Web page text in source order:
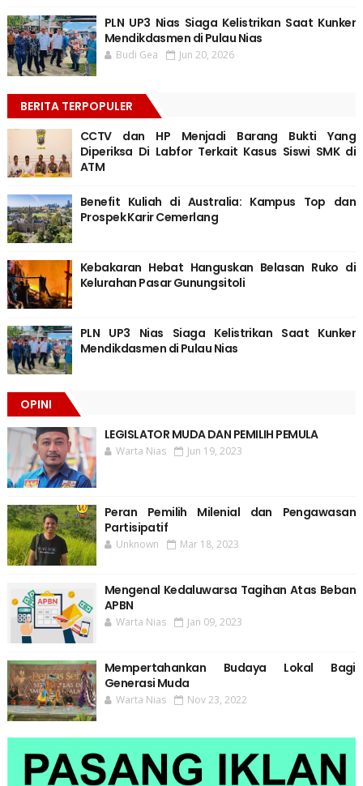
PLN UP3 Nias Siaga Kelistrikan Saat Kunker
Mendikdasmen di Pulau Nias
Budi Gea Jun 20, 2026
BERITA TERPOPULER
CCTV dan HP Menjadi Barang Bukti Yang
Diperiksa Di Labfor Terkait Kasus Siswi SMK di
ATM
Benefit Kuliah di Australia: Kampus Top dan
Prospek Karir Cemerlang
Kebakaran Hebat Hanguskan Belasan Ruko di
Kelurahan Pasar Gunungsitoli
PLN UP3 Nias Siaga Kelistrikan Saat Kunker
Mendikdasmen di Pulau Nias
OPINI
LEGISLATOR MUDA DAN PEMILIH PEMULA
Warta Nias Jun 19, 2023
Peran Pemilih Milenial dan Pengawasan
Partisipatif
Unknown Mar 18, 2023
Mengenal Kedaluwarsa Tagihan Atas Beban
APBN
Warta Nias Jan 09, 2023
Mempertahankan Budaya Lokal Bagi
Generasi Muda
Warta Nias Nov 23, 2022